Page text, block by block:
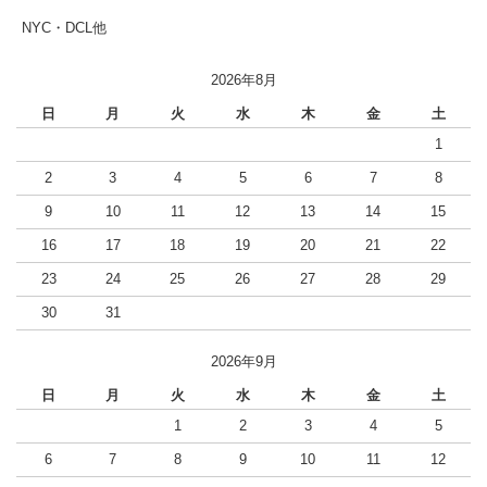
NYC・DCL他
2026年8月
日 月 火 水 木 金
土
1
2 3 4 5 6 7 8
9 10 11 12 13 14 15
16 17 18 19 20 21 22
23 24 25 26 27 28 29
30 31
2026年9月
日 月 火 水 木 金
土
1
2 3 4 5
6 7 8 9 10 11 12